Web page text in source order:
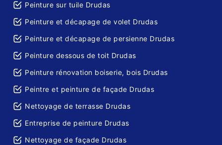
Peinture sur tuile Drudas
Peinture et décapage de volet Drudas
Peinture et décapage de persienne Drudas
Peinture dessous de toit Drudas
Peinture rénovation boiserie, bois Drudas
Peintre et peinture de façade Drudas
Nettoyage de terrasse Drudas
Entreprise de peinture Drudas
Nettoyage de façade Drudas